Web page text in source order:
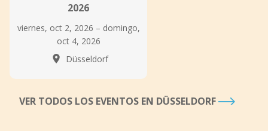
2026
viernes, oct 2, 2026 – domingo,
oct 4, 2026
Düsseldorf
VER TODOS LOS EVENTOS EN DÜSSELDORF